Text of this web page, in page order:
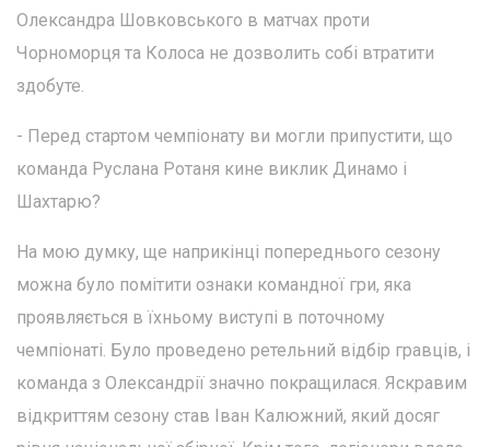
Олександра Шовковського в матчах проти
Чорноморця та Колоса не дозволить собі втратити
здобуте.
- Перед стартом чемпіонату ви могли припустити, що
команда Руслана Ротаня кине виклик Динамо і
Шахтарю?
На мою думку, ще наприкінці попереднього сезону
можна було помітити ознаки командної гри, яка
проявляється в їхньому виступі в поточному
чемпіонаті. Було проведено ретельний відбір гравців, і
команда з Олександрії значно покращилася. Яскравим
відкриттям сезону став Іван Калюжний, який досяг